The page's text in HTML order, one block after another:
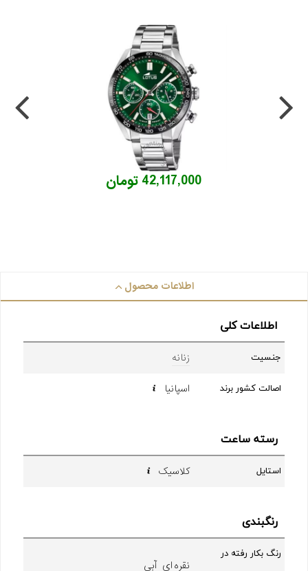
42,117,000 تومان
اطلاعات محصول
اطلاعات کلی
جنسیت زنانه
اصالت کشور برند اسپانیا
رسته ساعت
استایل کلاسیک
رنگبندی
رنگ بکار رفته در
نقره ای آبی